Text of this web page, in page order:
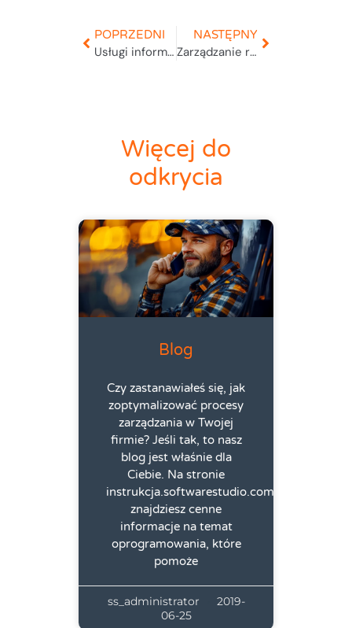
POPRZEDNI
Usługi informatyczne – szkolenia
NASTĘPNY
Zarządzanie reklamacjami w firmie
Więcej do
odkrycia
Blog
Czy zastanawiałeś się, jak
zoptymalizować procesy
zarządzania w Twojej
firmie? Jeśli tak, to nasz
blog jest właśnie dla
Ciebie. Na stronie
instrukcja.softwarestudio.com.pl
znajdziesz cenne
informacje na temat
oprogramowania, które
pomoże
ss_administrator
2019-
06-25